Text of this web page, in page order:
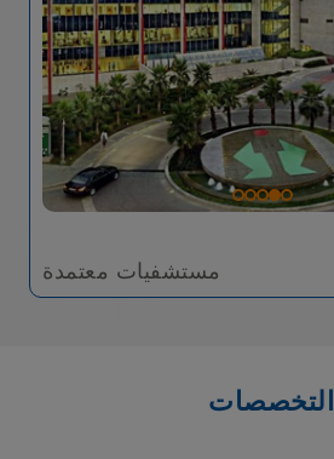
مستشفيات معتمدة
التخصصات